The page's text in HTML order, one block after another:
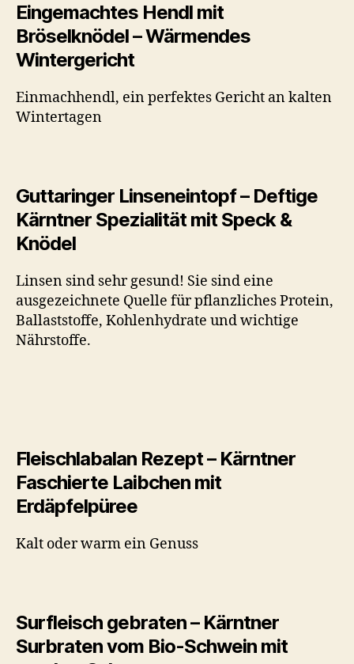
Eingemachtes Hendl mit
Bröselknödel – Wärmendes
Wintergericht
Einmachhendl, ein perfektes Gericht an kalten
Wintertagen
Guttaringer Linseneintopf – Deftige
Kärntner Spezialität mit Speck &
Knödel
Linsen sind sehr gesund! Sie sind eine
ausgezeichnete Quelle für pflanzliches Protein,
Ballaststoffe, Kohlenhydrate und wichtige
Nährstoffe.
Fleischlabalan Rezept – Kärntner
Faschierte Laibchen mit
Erdäpfelpüree
Kalt oder warm ein Genuss
Surfleisch gebraten – Kärntner
Surbraten vom Bio-Schwein mit